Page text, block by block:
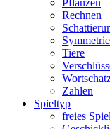
Pflanzen
Rechnen
Symmetrie
Tiere
Zahlen
Spieltyp
freies Spiel